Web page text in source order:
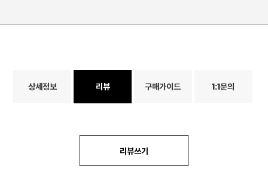
상세정보 리뷰 구매가이드 1:1문의
리뷰쓰기